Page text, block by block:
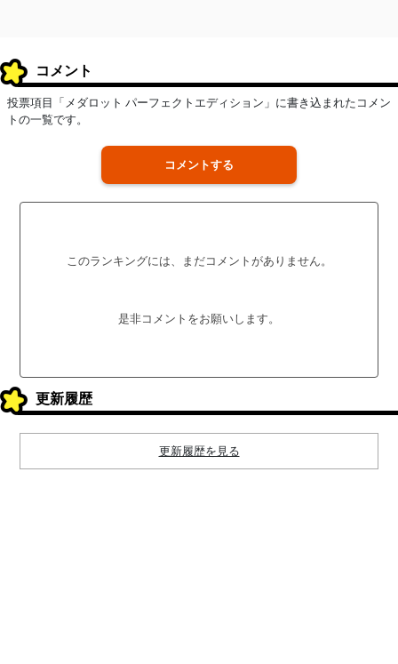
コメント
投票項目「メダロット パーフェクトエディション」に書き込まれたコメン
トの一覧です。
コメントする
このランキングには、まだコメントがありません。
是非コメントをお願いします。
更新履歴
更新履歴を見る